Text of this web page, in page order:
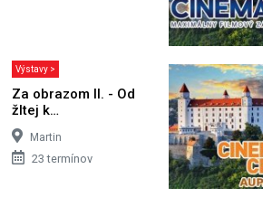
Výstavy >
Za obrazom II. - Od
žltej k…
Martin
23 termínov